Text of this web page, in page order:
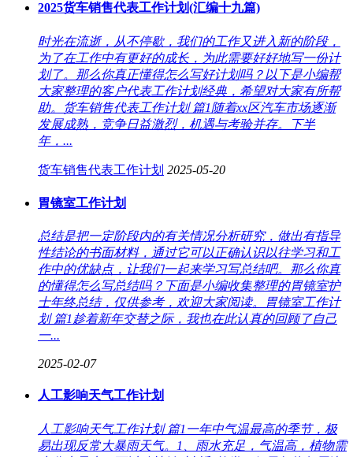
2025货车销售代表工作计划(汇编十九篇)
时光在流逝，从不停歇，我们的工作又进入新的阶段，
为了在工作中有更好的成长，为此需要好好地写一份计
划了。那么你真正懂得怎么写好计划吗？以下是小编帮
大家整理的客户代表工作计划经典，希望对大家有所帮
助。货车销售代表工作计划 篇1随着xx区汽车市场逐渐
发展成熟，竞争日益激烈，机遇与考验并存。下半
年，...
货车销售代表工作计划 2025-05-20
胃镜室工作计划
总结是把一定阶段内的有关情况分析研究，做出有指导
性结论的书面材料，通过它可以正确认识以往学习和工
作中的优缺点，让我们一起来学习写总结吧。那么你真
的懂得怎么写总结吗？下面是小编收集整理的胃镜室护
士年终总结，仅供参考，欢迎大家阅读。胃镜室工作计
划 篇1趁着新年交替之际，我也在此认真的回顾了自己
一...
2025-02-07
人工影响天气工作计划
人工影响天气工作计划 篇1一年中气温最高的季节，极
易出现反常大暴雨天气。1、雨水充足，气温高，植物需